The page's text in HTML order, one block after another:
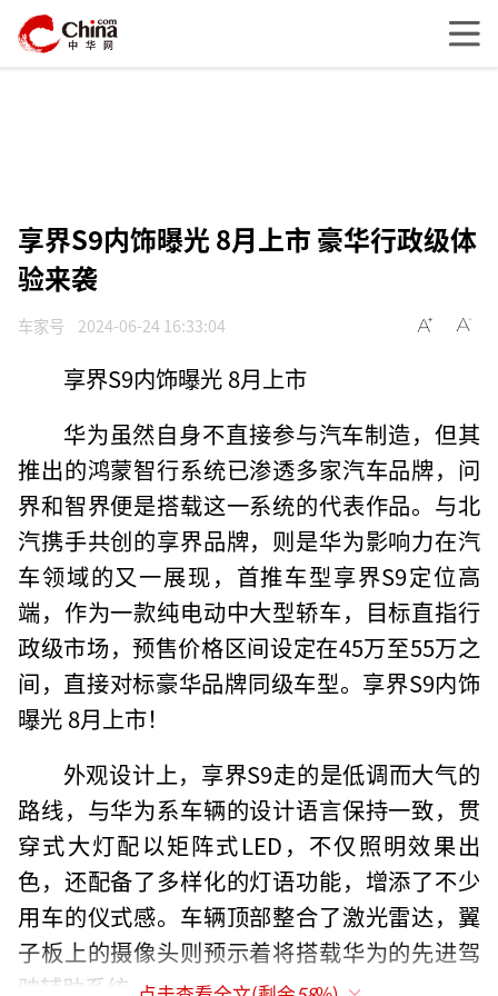
享界S9内饰曝光 8月上市 豪华行政级体
验来袭
车家号 2024-06-24 16:33:04
享界S9内饰曝光 8月上市
华为虽然自身不直接参与汽车制造，但其
推出的鸿蒙智行系统已渗透多家汽车品牌，问
界和智界便是搭载这一系统的代表作品。与北
汽携手共创的享界品牌，则是华为影响力在汽
车领域的又一展现，首推车型享界S9定位高
端，作为一款纯电动中大型轿车，目标直指行
政级市场，预售价格区间设定在45万至55万之
间，直接对标豪华品牌同级车型。享界S9内饰
曝光 8月上市！
外观设计上，享界S9走的是低调而大气的
路线，与华为系车辆的设计语言保持一致，贯
穿式大灯配以矩阵式LED，不仅照明效果出
色，还配备了多样化的灯语功能，增添了不少
用车的仪式感。车辆顶部整合了激光雷达，翼
子板上的摄像头则预示着将搭载华为的先进驾
驶辅助系统。